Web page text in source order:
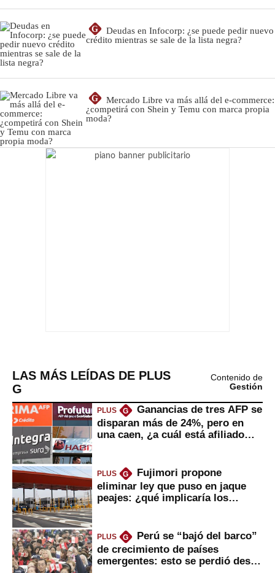
G
Deudas en Infocorp: ¿se puede pedir nuevo
crédito mientras se sale de la lista negra?
G
Mercado Libre va más allá del e-commerce:
¿competirá con Shein y Temu con marca propia
moda?
LAS MÁS LEÍDAS DE PLUS
G
Contenido de
Gestión
PLUS G
Ganancias de tres AFP se
disparan más de 24%, pero en
una caen, ¿a cuál está afiliado
PLUS G
Fujimori propone
eliminar ley que puso en jaque
peajes: ¿qué implicaría los
PLUS G
Perú se “bajó del barco”
de crecimiento de países
emergentes: esto se perdió desde